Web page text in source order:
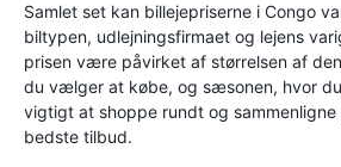
Samlet set kan billejepriserne i Congo
biltypen, udlejningsfirmaet og lejens
prisen være påvirket af størrelsen af
du vælger at købe, og sæsonen, hvor
vigtigt at shoppe rundt og
bedste tilbud.